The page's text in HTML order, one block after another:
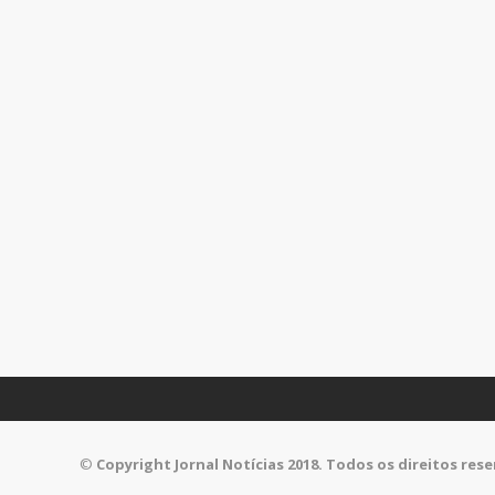
© Copyright Jornal Notícias 2018. Todos os direitos